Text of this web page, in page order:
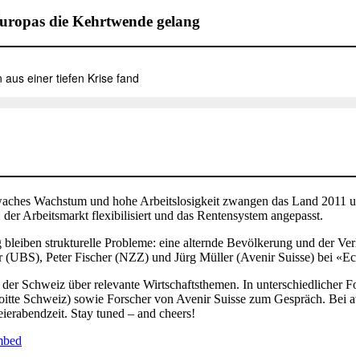
die Kehrtwende gelang
Wachstum und hohe Arbeitslosigkeit zwangen das Land
Arbeitsmarkt flexibilisiert und das Rentensystem angepasst.
strukturelle Probleme: eine alternde Bevölkerung und der
(UBS), Peter Fischer (NZZ) und Jürg Müller (Avenir Suisse) bei
Schweiz über relevante Wirtschaftsthemen. In
Schweiz) sowie Forscher von Avenir Suisse zum Gespräch. Bei
Stay tuned – and cheers!